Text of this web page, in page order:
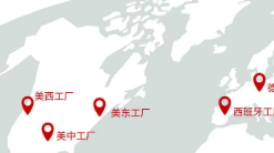
Facebook 身处争议漩涡，人们的抗
用处，有人直接否认它的用处，在当
持续放大，公司和公司的使命被极端
控以来已经减少超过500亿美元，情